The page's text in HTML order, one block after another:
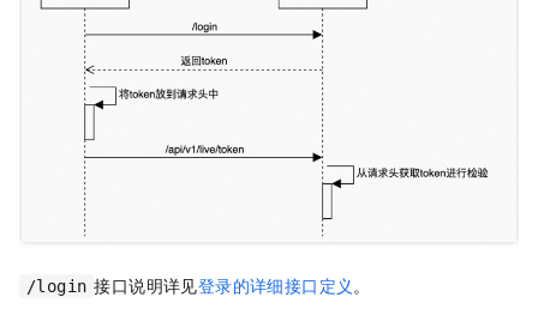
/login 接口说明详见登录的详细接口定义。